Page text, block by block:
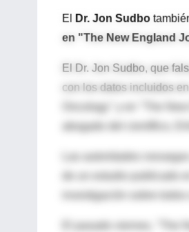
El Dr. Jon Sudbo
en "The New England
El Dr. Jon Sudbo, que
con los datos incluidos
Oncology" y en "The
abogado del científico,
Las autoridades
de un estudio publicado
investigación sobre
El pasado viernes, "The